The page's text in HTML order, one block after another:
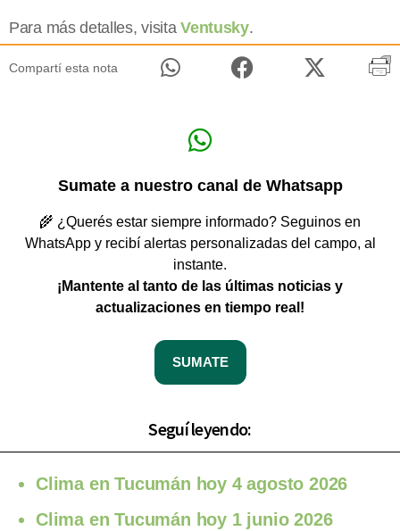
Para más detalles, visitaVentusky.
Compartí esta nota
Sumate a nuestro canal de Whatsapp
🌾 ¿Querés estar siempre informado? Seguinos en
WhatsApp y recibí alertas personalizadas del campo, al
instante.
¡Mantente al tanto de las últimas noticias y
actualizaciones en tiempo real!
SUMATE
Seguí leyendo:
Clima en Tucumán hoy 4 agosto 2026
Clima en Tucumán hoy 1 junio 2026